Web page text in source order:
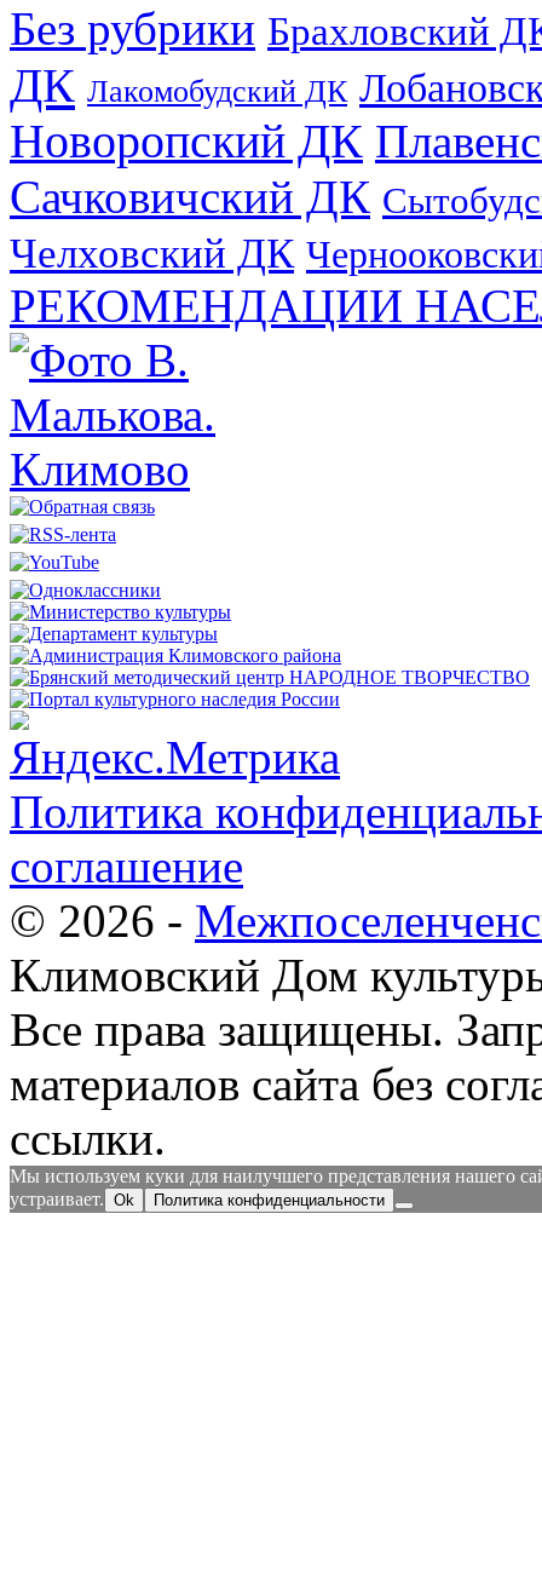
Без рубрики Брахловский
ДК Лакомобудский ДК
Новоропский ДК
Сачковичский ДК
Челховский ДК
РЕКОМЕНДАЦИИ
Политика
соглашение
© 2026 -
Климовский Дом
Все права защищены.
материалов сайта без
ссылки.
Мы используем куки для наилучшего представления нашего
устраивает. Ok Политика конфиденциальности